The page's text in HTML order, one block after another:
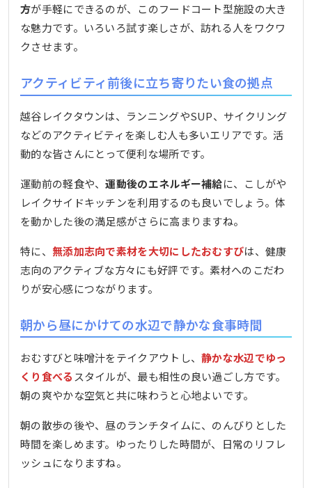
方が手軽にできるのが、このフードコート型施設の大き
な魅力です。いろいろ試す楽しさが、訪れる人をワクワ
クさせます。
アクティビティ前後に立ち寄りたい食の拠点
越谷レイクタウンは、ランニングやSUP、サイクリング
などのアクティビティを楽しむ人も多いエリアです。活
動的な皆さんにとって便利な場所です。
運動前の軽食や、運動後のエネルギー補給に、こしがや
レイクサイドキッチンを利用するのも良いでしょう。体
を動かした後の満足感がさらに高まりますね。
特に、 無添加志向で素材を大切にしたおむすびは、健康
志向のアクティブな方々にも好評です。素材へのこだわ
りが安心感につながります。
朝から昼にかけての水辺で静かな食事時間
おむすびと味噌汁をテイクアウトし、静かな水辺でゆっ
くり食べる スタイルが、最も相性の良い過ごし方です。
朝の爽やかな空気と共に味わうと心地よいです。
朝の散歩の後や、昼のランチタイムに、のんびりとした
時間を楽しめます。ゆったりした時間が、日常のリフレ
ッシュになりますね。